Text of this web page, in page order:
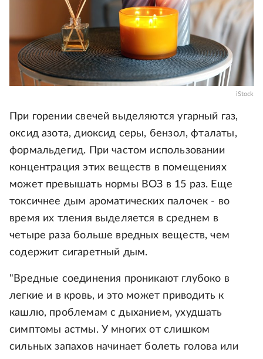
iStock
При горении свечей выделяются угарный газ,
оксид азота, диоксид серы, бензол, фталаты,
формальдегид. При частом использовании
концентрация этих веществ в помещениях
может превышать нормы ВОЗ в 15 раз. Еще
токсичнее дым ароматических палочек - во
время их тления выделяется в среднем в
четыре раза больше вредных веществ, чем
содержит сигаретный дым.
"Вредные соединения проникают глубоко в
легкие и в кровь, и это может приводить к
кашлю, проблемам с дыханием, ухудшать
симптомы астмы. У многих от слишком
сильных запахов начинает болеть голова или